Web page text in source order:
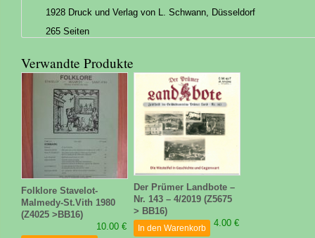
1928 Druck und Verlag von L. Schwann, Düsseldorf
265 Seiten
Verwandte Produkte
Folklore Stavelot-
Malmedy-St.Vith 1980
(Z4025 >BB16)
10.00 €
Der Prümer Landbote –
Nr. 143 – 4/2019 (Z5675
> BB16)
4.00 €
In den Warenkorb